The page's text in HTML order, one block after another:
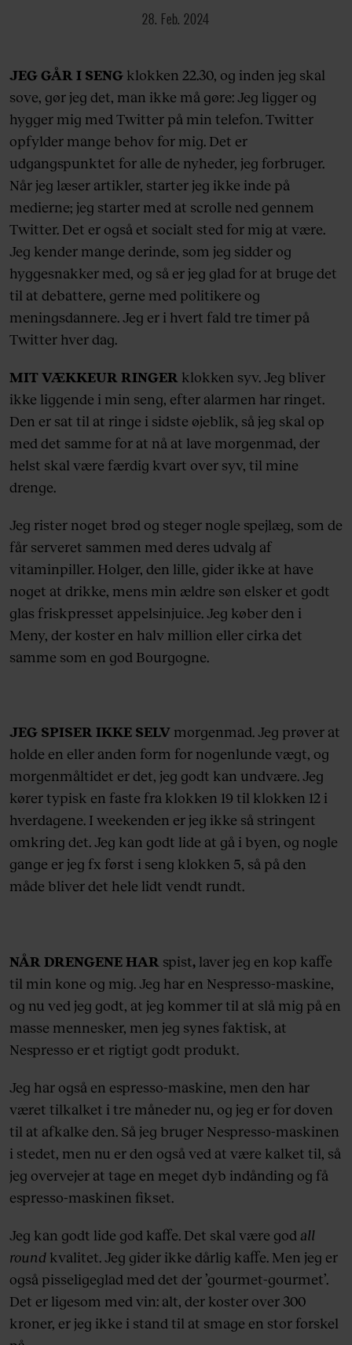
28. Feb. 2024
JEG GÅR I SENG klokken 22.30, og inden jeg skal
sove, gør jeg det, man ikke må gøre: Jeg ligger og
hygger mig med Twitter på min telefon. Twitter
opfylder mange behov for mig. Det er
udgangspunktet for alle de nyheder, jeg forbruger.
Når jeg læser artikler, starter jeg ikke inde på
medierne; jeg starter med at scrolle ned gennem
Twitter. Det er også et socialt sted for mig at være.
Jeg kender mange derinde, som jeg sidder og
hyggesnakker med, og så er jeg glad for at bruge det
til at debattere, gerne med politikere og
meningsdannere. Jeg er i hvert fald tre timer på
Twitter hver dag.
MIT VÆKKEUR RINGER klokken syv. Jeg bliver
ikke liggende i min seng, efter alarmen har ringet.
Den er sat til at ringe i sidste øjeblik, så jeg skal op
med det samme for at nå at lave morgenmad, der
helst skal være færdig kvart over syv, til mine
drenge.
Jeg rister noget brød og steger nogle spejlæg, som de
får serveret sammen med deres udvalg af
vitaminpiller. Holger, den lille, gider ikke at have
noget at drikke, mens min ældre søn elsker et godt
glas friskpresset appelsinjuice. Jeg køber den i
Meny, der koster en halv million eller cirka det
samme som en god Bourgogne.
JEG SPISER IKKE SELV morgenmad. Jeg prøver at
holde en eller anden form for nogenlunde vægt, og
morgenmåltidet er det, jeg godt kan undvære. Jeg
kører typisk en faste fra klokken 19 til klokken 12 i
hverdagene. I weekenden er jeg ikke så stringent
omkring det. Jeg kan godt lide at gå i byen, og nogle
gange er jeg fx først i seng klokken 5, så på den
måde bliver det hele lidt vendt rundt.
NÅR DRENGENE HAR spist, laver jeg en kop kaffe
til min kone og mig. Jeg har en Nespresso-maskine,
og nu ved jeg godt, at jeg kommer til at slå mig på en
masse mennesker, men jeg synes faktisk, at
Nespresso er et rigtigt godt produkt.
Jeg har også en espresso-maskine, men den har
været tilkalket i tre måneder nu, og jeg er for doven
til at afkalke den. Så jeg bruger Nespresso-maskinen
i stedet, men nu er den også ved at være kalket til, så
jeg overvejer at tage en meget dyb indånding og få
espresso-maskinen fikset.
Jeg kan godt lide god kaffe. Det skal være god all
round kvalitet. Jeg gider ikke dårlig kaffe. Men jeg er
også pisseligeglad med det der ’gourmet-gourmet’.
Det er ligesom med vin: alt, der koster over 300
kroner, er jeg ikke i stand til at smage en stor forskel